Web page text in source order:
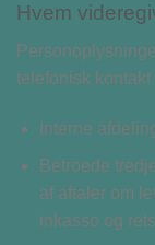
Hvem
telefonisk
Interne
Betroede
af aftaler om
inkasso og